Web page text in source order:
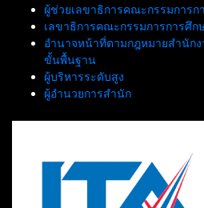
ผู้ช่วยเลขาธิการคณะกรรมการ
เลขาธิการคณะกรรมการการศึ
อำนาจหน้าที่ตามกฎหมายสำนัก
ขั้นพื้นฐาน
ผู้บริหารระดับสูง
ผู้อำนวยการสำนัก